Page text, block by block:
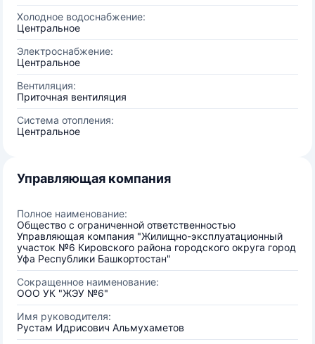
Холодное водоснабжение:
Центральное
Электроснабжение:
Центральное
Вентиляция:
Приточная вентиляция
Система отопления:
Центральное
Управляющая компания
Полное наименование:
Общество с ограниченной ответственностью
Управляющая компания "Жилищно-эксплуатационный
участок №6 Кировского района городского округа город
Уфа Республики Башкортостан"
Сокращенное наименование:
ООО УК "ЖЭУ №6"
Имя руководителя:
Рустам Идрисович Альмухаметов